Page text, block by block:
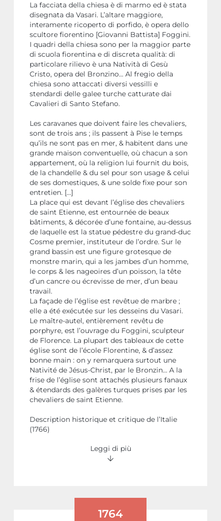
La facciata della chiesa è di marmo ed è stata
disegnata da Vasari. L’altare maggiore,
interamente ricoperto di porfido, è opera dello
scultore fiorentino [Giovanni Battista] Foggini.
I quadri della chiesa sono per la maggior parte
di scuola fiorentina e di discreta qualità: di
particolare rilievo è una Natività di Gesù
Cristo, opera del Bronzino... Al fregio della
chiesa sono attaccati diversi vessilli e
stendardi delle galee turche catturate dai
Cavalieri di Santo Stefano.
Les caravanes que doivent faire les chevaliers,
sont de trois ans ; ils passent à Pise le temps
qu’ils ne sont pas en mer, & habitent dans une
grande maison conventuelle, où chacun a son
appartement, où la religion lui fournit du bois,
de la chandelle & du sel pour son usage & celui
de ses domestiques, & une solde fixe pour son
entretien. […]
La place qui est devant l’église des chevaliers
de saint Etienne, est entournée de beaux
bâtiments, & décorée d’une fontaine, au-dessus
de laquelle est la statue pédestre du grand-duc
Cosme premier, instituteur de l’ordre. Sur le
grand bassin est une figure grotesque de
monstre marin, qui a les jambes d’un homme,
le corps & les nageoires d’un poisson, la tête
d’un cancre ou écrevisse de mer, d’un beau
travail.
La façade de l’église est revêtue de marbre ;
elle a été exécutée sur les desseins du Vasari.
Le maître-autel, entièrement revêtu de
porphyre, est l’ouvrage du Foggini, sculpteur
de Florence. La plupart des tableaux de cette
église sont de l’école Florentine, & d’assez
bonne main : on y remarquera surtout une
Nativité de Jésus-Christ, par le Bronzin… A la
frise de l’église sont attachés plusieurs fanaux
& étendards des galères turques prises par les
chevaliers de saint Etienne.
Description historique et critique de l’Italie
(1766)
Leggi di più
1764